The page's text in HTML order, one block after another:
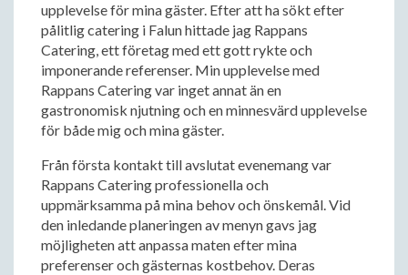
upplevelse för mina gäster. Efter att ha sökt efter
pålitlig catering i Falun hittade jag Rappans
Catering, ett företag med ett gott rykte och
imponerande referenser. Min upplevelse med
Rappans Catering var inget annat än en
gastronomisk njutning och en minnesvärd upplevelse
för både mig och mina gäster.
Från första kontakt till avslutat evenemang var
Rappans Catering professionella och
uppmärksamma på mina behov och önskemål. Vid
den inledande planeringen av menyn gavs jag
möjligheten att anpassa maten efter mina
preferenser och gästernas kostbehov. Deras